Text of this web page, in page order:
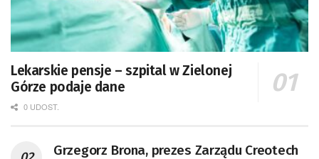
Lekarskie pensje – szpital w Zielonej
Górze podaje dane
0 UDOST.
Grzegorz Brona, prezes Zarządu Creotech